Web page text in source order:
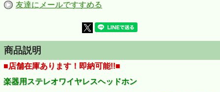
友達にメールですすめる
商品説明
■店舗在庫あります！即納可能!!■
楽器用ステレオワイヤレスヘッドホン